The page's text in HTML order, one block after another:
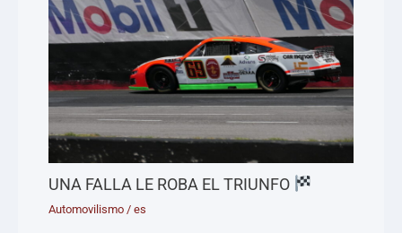
UNA FALLA LE ROBA EL TRIUNFO
Automovilismo /es